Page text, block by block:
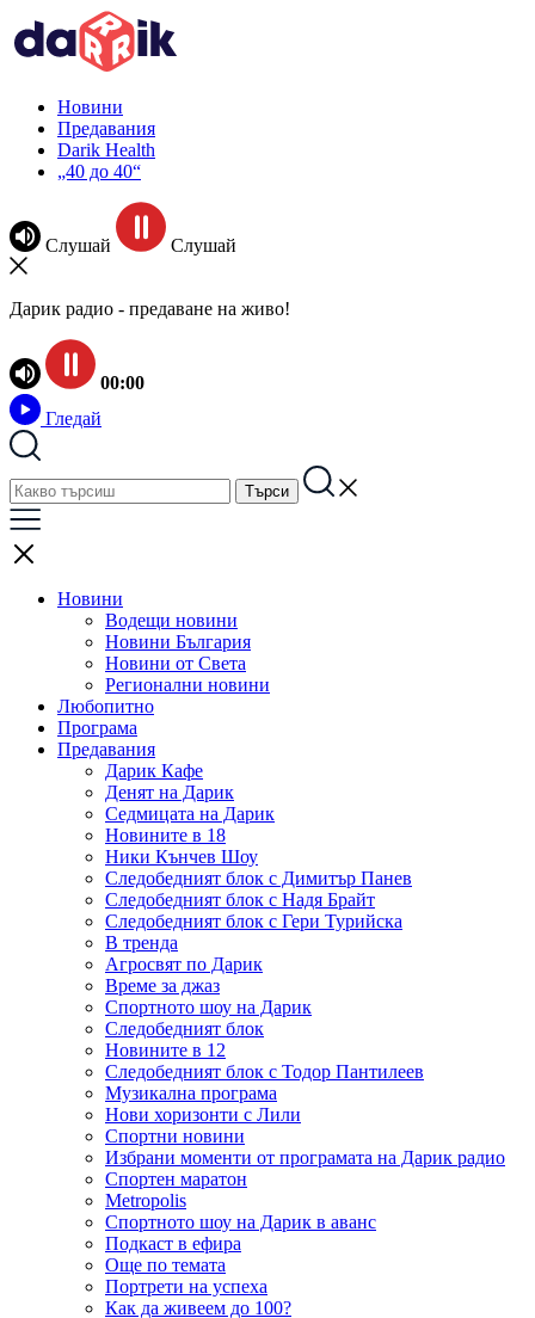
Новини
Предавания
Darik Health
„40 до 40“
Слушай Слушай
Дарик радио - предаване на живо!
00:00
Гледай
Новини
Водещи новини
Новини България
Новини от Света
Регионални новини
Любопитно
Програма
Предавания
Дарик Кафе
Денят на Дарик
Седмицата на Дарик
Новините в 18
Ники Кънчев Шоу
Следобедният блок с Димитър Панев
Следобедният блок с Надя Брайт
Следобедният блок с Гери Турийска
В тренда
Агросвят по Дарик
Време за джаз
Спортното шоу на Дарик
Следобедният блок
Новините в 12
Следобедният блок с Тодор Пантилеев
Музикална програма
Нови хоризонти с Лили
Спортни новини
Избрани моменти от програмата на Дарик радио
Спортен маратон
Metropolis
Спортното шоу на Дарик в аванс
Подкаст в ефира
Още по темата
Портрети на успеха
Как да живеем до 100?